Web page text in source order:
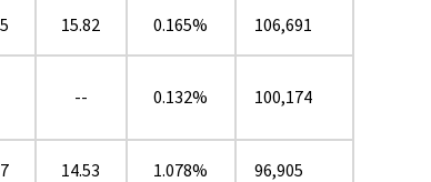
15.82 0.165% 106,691
-- 0.132% 100,174
14.53 1.078% 96,905